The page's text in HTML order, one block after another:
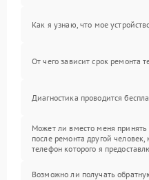
Как я узнаю, что мое
От чего зависит срок ремонта
Диагностика проводится
Может ли вместо меня принять
после ремонта другой человек,
телефон которого я
Возможно ли получать